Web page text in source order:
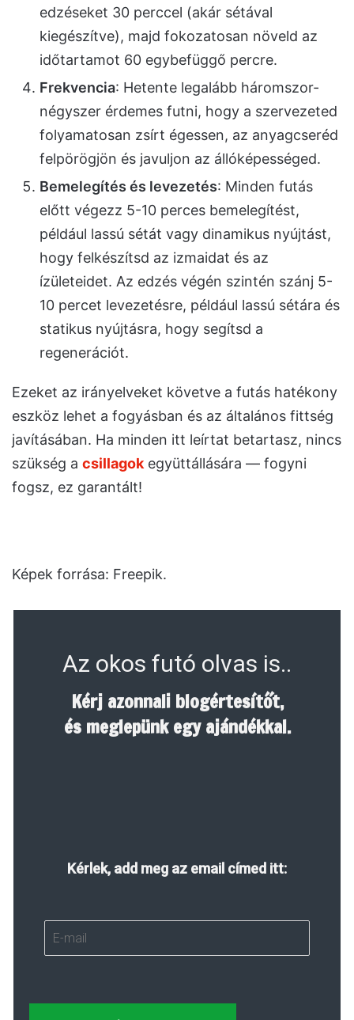
edzéseket 30 perccel (akár sétával
kiegészítve), majd fokozatosan növeld az
időtartamot 60 egybefüggő percre.
Frekvencia: Hetente legalább háromszor-
négyszer érdemes futni, hogy a szervezeted
folyamatosan zsírt égessen, az anyagcseréd
felpörögjön és javuljon az állóképességed.
Bemelegítés és levezetés: Minden futás
előtt végezz 5-10 perces bemelegítést,
például lassú sétát vagy dinamikus nyújtást,
hogy felkészítsd az izmaidat és az
ízületeidet. Az edzés végén szintén szánj 5-
10 percet levezetésre, például lassú sétára és
statikus nyújtásra, hogy segítsd a
regenerációt.
Ezeket az irányelveket követve a futás hatékony
eszköz lehet a fogyásban és az általános fittség
javításában. Ha minden itt leírtat betartasz, nincs
szükség a csillagokegyüttállására — fogyni
fogsz, ez garantált!
Képek forrása: Freepik.
Az okos futó olvas is..
Kérj azonnali blogértesítőt,
és meglepünk egy ajándékkal.
Kérlek, add meg az email címed itt: